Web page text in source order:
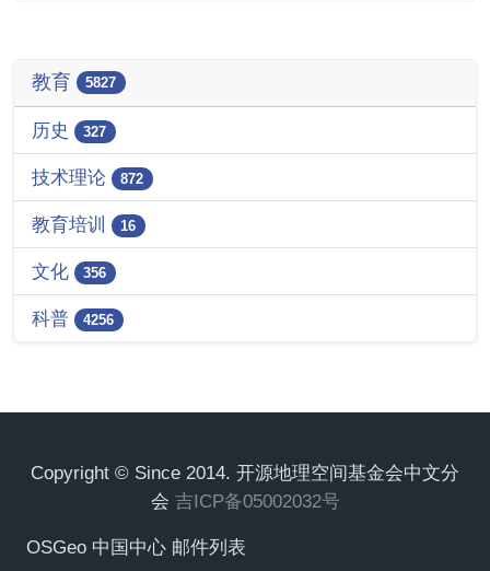
教育 5827
历史 327
技术理论 872
教育培训 16
文化 356
科普 4256
Copyright © Since 2014. 开源地理空间基金会中文分
会 吉ICP备05002032号
OSGeo 中国中心 邮件列表